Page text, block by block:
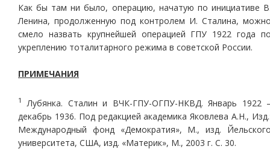
Как бы там ни было, операцию, начатую по инициативе
Ленина, продолженную под контролем И. Сталина,
смело назвать крупнейшей операцией ГПУ 1922 года
укреплению тоталитарного режима в советской России.
ПРИМЕЧАНИЯ
1
Лубянка. Сталин и ВЧК-ГПУ-ОГПУ-НКВД. Январь 1922
декабрь 1936. Под редакцией академика Яковлева А.Н.,
Международный фонд «Демократия», М., изд.
университета, США, изд. «Материк», М., 2003 г. С. 30.